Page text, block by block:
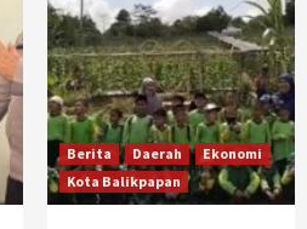
Berita Daerah
Ekonomi
Kota Balikpapan